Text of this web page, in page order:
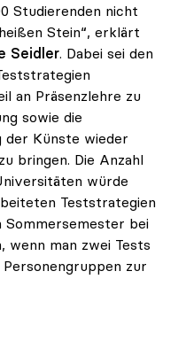
Studierenden nicht
Stein“, erklärt
Seidler. Dabei sei den
an Präsenzlehre zu
sowie die
der Künste wieder
bringen. Die Anzahl
würde
Teststrategien
Sommersemester bei
wenn man zwei Tests
zur
Tests ist